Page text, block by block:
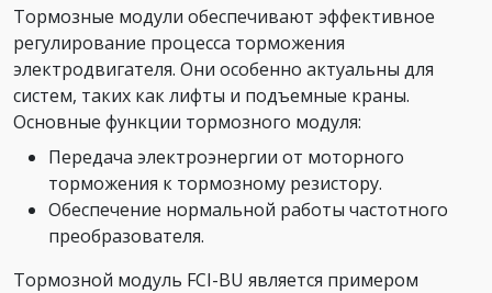
Тормозные модули обеспечивают эффективное
регулирование процесса торможения
электродвигателя. Они особенно актуальны для
систем, таких как лифты и подъемные краны.
Основные функции тормозного модуля:
Передача электроэнергии от моторного
торможения к тормозному резистору.
Обеспечение нормальной работы частотного
преобразователя.
Тормозной модуль FCI-BU является примером